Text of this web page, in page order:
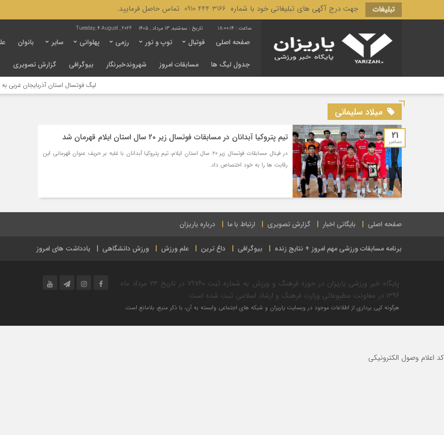
تبلیغات جهت درج آگهی های تبلیغاتی خود با شماره 3166 444 0910 تماس حاصل فرمایید.
18:00:14 تاریخ : سه‌شنبه, ۱۳ مرداد , ۱۴۰۵ Tuesday, 4 August , 2026
صفحه اصلی فوتبال توپ و تور رزمی پهلوانی سایر بانوان
جدول لیگ ها مسابقات امروز شهروندخبرنگار بیوگرافی گزارش تصویری
لیگ فوتسال استان آذربایجان غربی به
میلاد سلیمانی
21
دسامبر تیم پتروکیا آبدانان در مسابقات فوتسال زیر ۲۰ سال استان ایلام قهرمان شد
در فینال مسابقات فوتسال زیر ۲۰ سال استان ایلام، تیم پتروکیا آبدانان با غلبه بر حریف عنوان قهرمانی این
رقابت ها را به خود اختصاص داد.
صفحه اصلی بایگانی اخبار گزارش تصویری ارتباط با ما درباره یاریزان
برنامه مسابقات ورزشی مهم امروز + نتایج زنده بیوگرافی داغ ترین علم ورزش ورزش دانشگاهی یادداشت های امروز
پایگاه خبر ورزشی یاریزان در حوزه فرهنگ و ورزش به شماره ثبت ۷۹۷۶۰ در تاریخ ۲۳ مرداد ماه
۱۳۹۶ در معاونت مطبوعاتی وزارت فرهنگ و ارشاد اسلامی ثبت شده است.
هرگونه کپی برداری از اطلاعات موجود در وبسایت یاریزان و شبکه های اجتماعی وابسته به آن، با ذکر منبع، بلامانع است.
کد اعلام وصول الکترونیکی